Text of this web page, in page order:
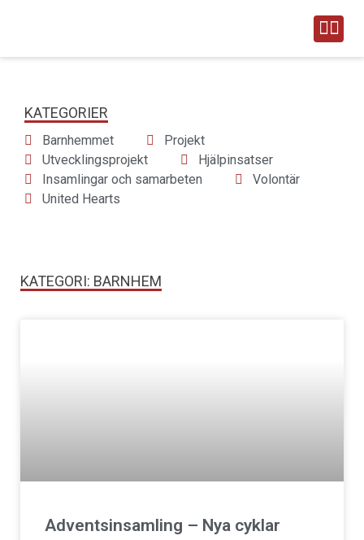
KATEGORIER
Barnhemmet
Projekt
Utvecklingsprojekt
Hjälpinsatser
Insamlingar och samarbeten
Volontär
United Hearts
KATEGORI: BARNHEM
Adventsinsamling – Nya cyklar